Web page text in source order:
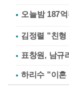
김정렬 "친
표창원, 남
하리수 "이